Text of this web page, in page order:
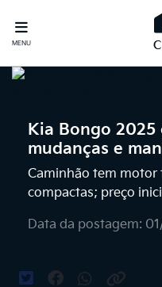
MENU
Kia Bongo 2025
mudanças e
Caminhão tem motor
compactas; preço
Data da postagem: